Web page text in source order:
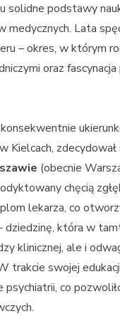
solidne podstawy
medycznych. Lata
– okres, w którym
oraz
Kielcach,
(obecnie
chęcią
lekarza, co
dziedzinę, która w
klinicznej, ale i
trakcie swojej
co